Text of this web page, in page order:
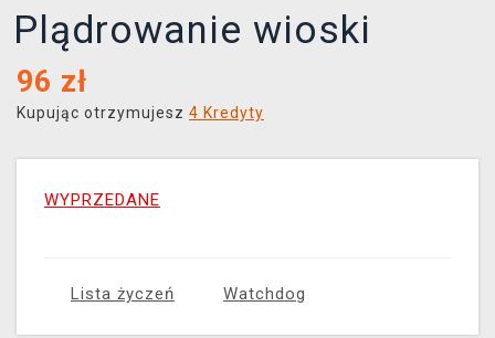
Plądrowanie wioski
96 zł
Kupując otrzymujesz 4 Kredyty
WYPRZEDANE
Lista życzeń Watchdog